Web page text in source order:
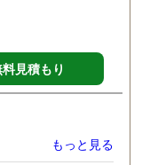
見積もり
もっと見る